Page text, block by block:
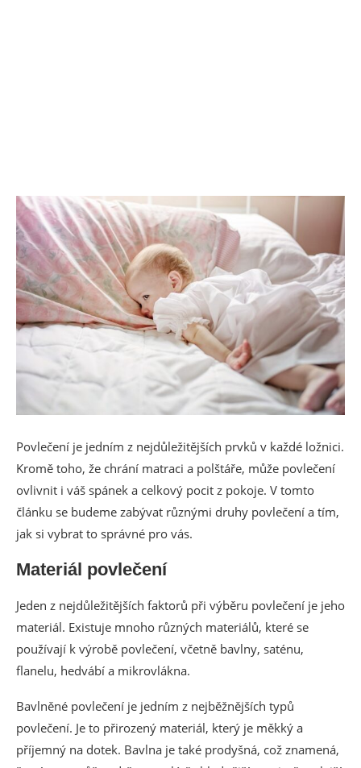
Povlečení je jedním z nejdůležitějších prvků v každé ložnici.
Kromě toho, že chrání matraci a polštáře, může povlečení
ovlivnit i váš spánek a celkový pocit z pokoje. V tomto
článku se budeme zabývat různými druhy povlečení a tím,
jak si vybrat to správné pro vás.
Materiál povlečení
Jeden z nejdůležitějších faktorů při výběru povlečení je jeho
materiál. Existuje mnoho různých materiálů, které se
používají k výrobě povlečení, včetně bavlny, saténu,
flanelu, hedvábí a mikrovlákna.
Bavlněné povlečení je jedním z nejběžnějších typů
povlečení. Je to přirozený materiál, který je měkký a
příjemný na dotek. Bavlna je také prodyšná, což znamená,